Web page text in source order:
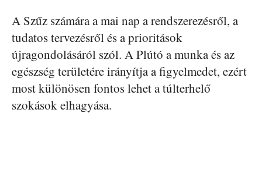
A Szűz számára a mai nap a rendszerezésről, a
tudatos tervezésről és a prioritások
újragondolásáról szól. A Plútó a munka és az
egészség területére irányítja a figyelmedet, ezért
most különösen fontos lehet a túlterhelő
szokások elhagyása.